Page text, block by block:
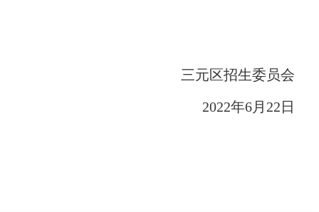
三元区招生委员会
2022年6月22日